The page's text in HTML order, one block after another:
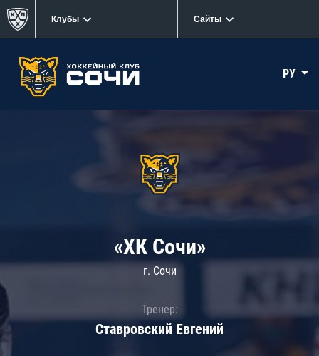
Клубы Сайты
РУ
«ХК Сочи»
г. Сочи
Тренер:
Ставровский Евгений